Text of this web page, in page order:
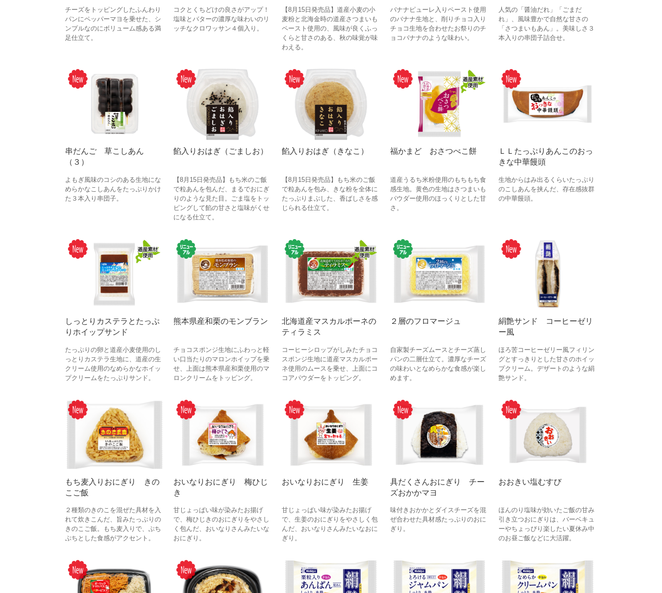
チーズをトッピングしたふんわり
パンにペッパーマヨを乗せた、シ
ンプルなのにボリューム感ある満
足仕立て。
コクとくちどけの良さがアップ！
塩味とバターの濃厚な味わいのリ
ッチなクロワッサン４個入り。
【8月15日発売品】道産小麦の小
麦粉と北海金時の道産さつまいも
ペースト使用の、風味が良くふっ
くらと甘さのある、秋の味覚が味
わえる。
バナナピューレ入りペースト使用
のバナナ生地と、削りチョコ入り
チョコ生地を合わせたお祭りのチ
ョコバナナのような味わい。
人気の「醤油だれ」「ごまだ
れ」、風味豊かで自然な甘さの
「さつまいもあん」。美味しさ３
本入りの串団子詰合せ。
串だんご 草こしあん
（３）
よもぎ風味のコシのある生地にな
めらかなこしあんをたっぷりかけ
た３本入り串団子。
餡入りおはぎ（ごましお）
【8月15日発売品】もち米のご飯
で粒あんを包んだ、まるでおにぎ
りのような見た目。ごま塩をトッ
ピングして餡の甘さと塩味がくせ
になる仕立て。
餡入りおはぎ（きなこ）
【8月15日発売品】もち米のご飯
で粒あんを包み、きな粉を全体に
たっぷりまぶした、香ばしさを感
じられる仕立て。
福かまど おさつべこ餅
道産うるち米粉使用のもちもち食
感生地。黄色の生地はさつまいも
パウダー使用のほっくりとした甘
さ。
ＬＬたっぷりあんこのおっ
きな中華饅頭
生地からはみ出るくらいたっぷり
のこしあんを挟んだ、存在感抜群
の中華饅頭。
しっとりカステラとたっぷ
りホイップサンド
たっぷりの卵と道産小麦使用のし
っとりカステラ生地に、道産の生
クリーム使用のなめらかなホイッ
プクリームをたっぷりサンド。
熊本県産和栗のモンブラン
チョコスポンジ生地にふわっと軽
い口当たりのマロンホイップを乗
せ、上面は熊本県産和栗使用のマ
ロンクリームをトッピング。
北海道産マスカルポーネの
ティラミス
コーヒーシロップがしみたチョコ
スポンジ生地に道産マスカルポー
ネ使用のムースを乗せ、上面にコ
コアパウダーをトッピング。
２層のフロマージュ
自家製チーズムースとチーズ蒸し
パンの二層仕立て。濃厚なチーズ
の味わいとなめらかな食感が楽し
めます。
絹艶サンド コーヒーゼリ
ー風
ほろ苦コーヒーゼリー風フィリン
グとすっきりとした甘さのホイッ
プクリーム。デザートのような絹
艶サンド。
もち麦入りおにぎり きの
こご飯
２種類のきのこを混ぜた具材を入
れて炊きこんだ、旨みたっぷりの
きのこご飯。もち麦入りで、ぷち
ぷちとした食感がアクセント。
おいなりおにぎり 梅ひじ
き
甘じょっぱい味が染みたお揚げ
で、梅ひじきのおにぎりをやさし
く包んだ、おいなりさんみたいな
おにぎり。
おいなりおにぎり 生姜
甘じょっぱい味が染みたお揚げ
で、生姜のおにぎりをやさしく包
んだ、おいなりさんみたいなおに
ぎり。
具だくさんおにぎり チー
ズおかかマヨ
味付きおかかとダイスチーズを混
ぜ合わせた具材感たっぷりのおに
ぎり。
おおきい塩むすび
ほんのり塩味が効いたご飯の甘み
引き立つおにぎりは、バーベキュ
ーやちょっぴり楽したい夏休み中
のお昼ご飯などに大活躍。